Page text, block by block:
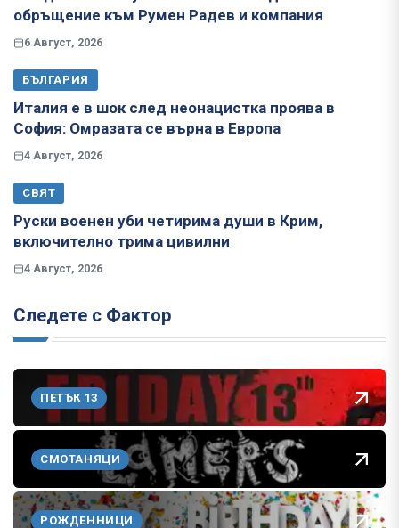
обръщение към Румен Радев и компания
6 Август, 2026
БЪЛГАРИЯ
Италия е в шок след неонацистка проява в
София: Омразата се върна в Европа
4 Август, 2026
СВЯТ
Руски военен уби четирима души в Крим,
включително трима цивилни
4 Август, 2026
Следете с Фактор
ПЕТЪК 13
СМОТАНЯЦИ
РОЖДЕННИЦИ